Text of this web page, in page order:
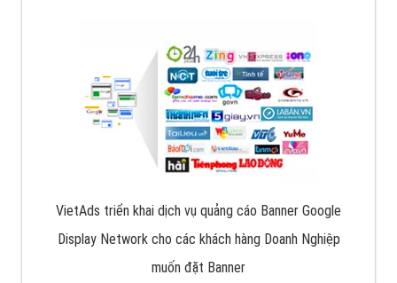
VietAds triển khai dịch vụ quảng cáo Banner Google
Display Network cho các khách hàng Doanh Nghiệp
muốn đặt Banner